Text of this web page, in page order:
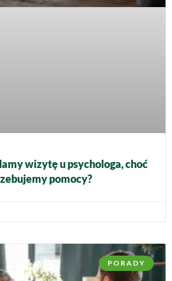
wizytę u psychologa, choć
pomocy?
PORADY